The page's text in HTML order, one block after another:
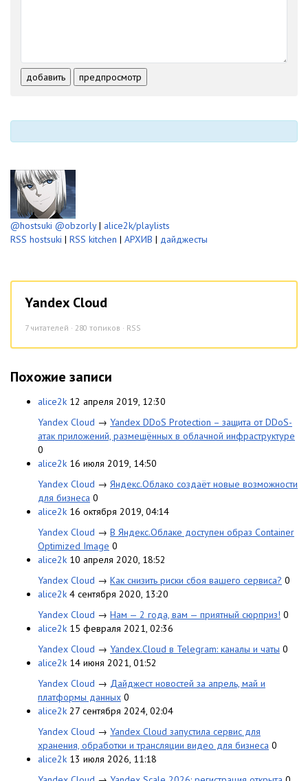
-
-
-
добавить предпросмотр
@hostsuki @obzorly| alice2k/playlists
RSS hostsuki | RSS kitchen | АРХИВ | дайджесты
Yandex Cloud
7читателей · 280 топиков · RSS
Похожие записи
alice2k 12 апреля 2019, 12:30
Yandex Cloud → Yandex DDoS Protection – защита от DDoS-
атак приложений, размещённых в облачной инфраструктуре
0
alice2k 16 июля 2019, 14:50
Yandex Cloud → Яндекс.Облако создаёт новые возможности
для бизнеса 0
alice2k 16 октября 2019, 04:14
Yandex Cloud → В Яндекс.Облаке доступен образ Container
Optimized Image 0
alice2k 10 апреля 2020, 18:52
Yandex Cloud → Как снизить риски сбоя вашего сервиса? 0
alice2k 4 сентября 2020, 13:20
Yandex Cloud → Нам — 2 года, вам — приятный сюрприз! 0
alice2k 15 февраля 2021, 02:36
Yandex Cloud → Yandex.Cloud в Telegram: каналы и чаты 0
alice2k 14 июня 2021, 01:52
Yandex Cloud → Дайджест новостей за апрель, май и
платформы данных 0
alice2k 27 сентября 2024, 02:04
Yandex Cloud → Yandex Cloud запустила сервис для
хранения, обработки и трансляции видео для бизнеса 0
alice2k 13 июля 2026, 11:18